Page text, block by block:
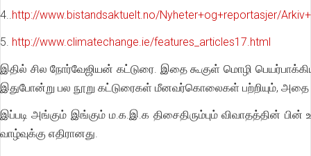
4..http://www.bistandsaktuelt.no/Nyheter+og+reportasjer/
5. http://www.climatechange.ie/features_articles17.html
இதில் சில நோர்வேஜியன் கட்டுரை. இதை கூகுள் மொழி
இதுபோன்று பல நூறு கட்டுரைகள் மீனவர்கொலைகள் பற்றியும், அதை
இப்படி அங்கும் இங்கும் ம.க.இ.க திசைதிரும்பும் விவாதத்தின்
வாழ்வுக்கு எதிரானது.